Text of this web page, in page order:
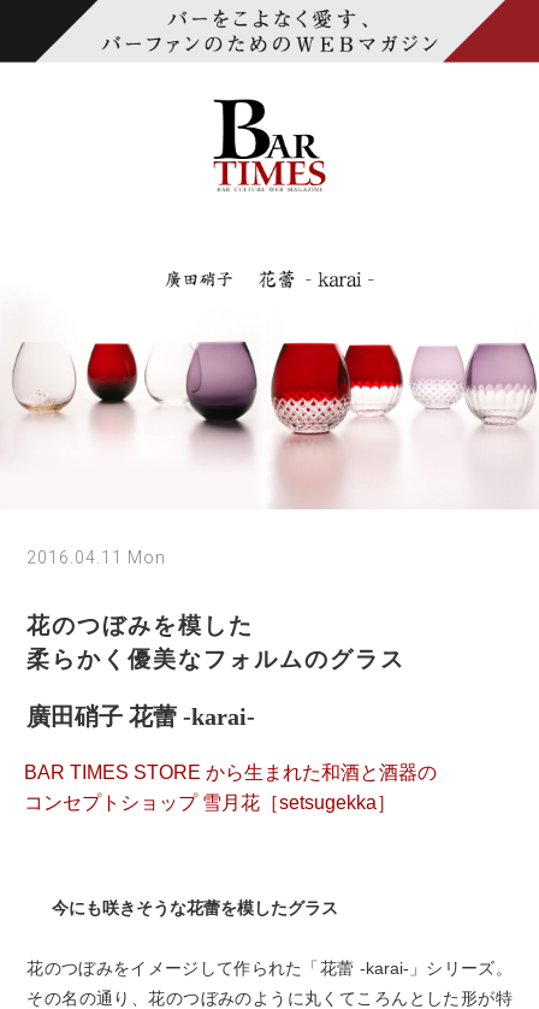
2016.04.11 Mon
花のつぼみを模した
柔らかく優美なフォルムのグラス
廣田硝子 花蕾 -karai-
BAR TIMES STORE から生まれた和酒と酒器の
コンセプトショップ 雪月花［setsugekka］
今にも咲きそうな花蕾を模したグラス
花のつぼみをイメージして作られた「花蕾 -karai-」シリーズ。
その名の通り、花のつぼみのように丸くてころんとした形が特